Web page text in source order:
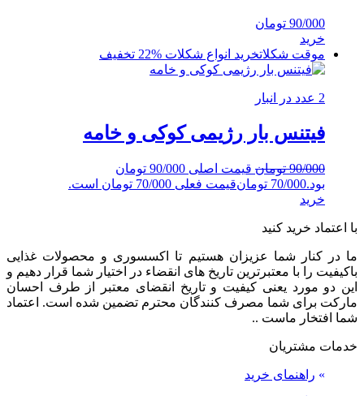
90/000 تومان
خرید
موقت شکلاتخرید انواع شکلات %22 تخفیف
2 عدد در انبار
فیتنس بار رژیمی کوکی و خامه
90/000 تومان
قیمت اصلی 90/000 تومان
بود.70/000 تومانقیمت فعلی 70/000 تومان است.
خرید
با اعتماد خرید کنید
ما در کنار شما عزیزان هستیم تا اکسسوری و محصولات غذایی
باکیفیت را با معتبرترین تاریخ های انقضاء در اختیار شما قرار دهیم و
این دو مورد یعنی کیفیت و تاریخ انقضای معتبر از طرف احسان
مارکت برای شما مصرف کنندگان محترم تضمین شده است. اعتماد
شما افتخار ماست ..
خدمات مشتریان
» راهنمای خرید